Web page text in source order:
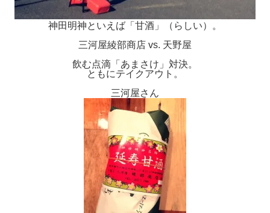
神田明神といえば「甘酒」（らしい）。
三河屋綾部商店 vs. 天野屋
飲む点滴「あまさけ」対決。
ともにテイクアウト。
三河屋さん